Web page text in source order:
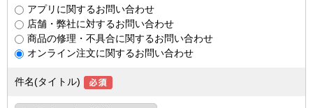
アプリに関するお問い合わせ
店舗・弊社に対するお問い合わせ
商品の修理・不具合に関するお問い合わせ
オンライン注文に関するお問い合わせ
件名(タイトル)